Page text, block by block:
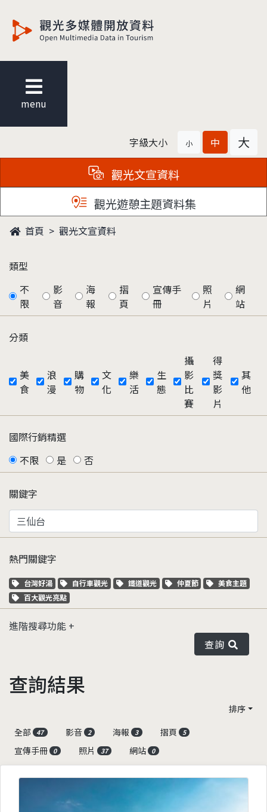
menu
字級大小 小 中 大
觀光文宣資料
觀光遊憩主題資料集
首頁 觀光文宣資料
類型
不
限
影
音
海
報
摺
頁
宣傳手
冊
照
片
網
站
分類
美
食
浪
漫
購
物
文
化
樂
活
生
態
攝
影
比
賽
得
獎
影
片
其
他
國際行銷精選
不限
是 否
關鍵字
熱門關鍵字
關鍵字標籤
台灣好湯 關鍵字標籤
自行車觀光 關鍵字標籤
鐵道觀光 關鍵字標籤
仲夏節 關鍵字標籤
美食主題
關鍵字標籤
百大觀光亮點
進階搜尋功能
查詢
查詢結果
排序
全部
47 影音 2 海報 3 摺頁 5
宣傳手冊 0 照片 37 網站 0